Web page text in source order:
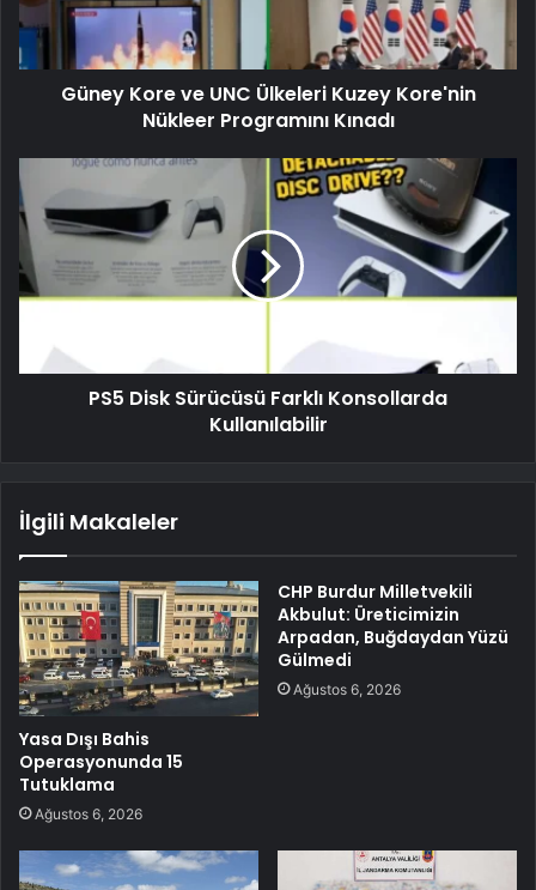
Güney Kore ve UNC Ülkeleri Kuzey Kore'nin
Nükleer Programını Kınadı
PS5 Disk Sürücüsü Farklı Konsollarda
Kullanılabilir
İlgili Makaleler
Yasa Dışı Bahis
Operasyonunda 15
Tutuklama
Ağustos 6, 2026
CHP Burdur Milletvekili
Akbulut: Üreticimizin
Arpadan, Buğdaydan Yüzü
Gülmedi
Ağustos 6, 2026